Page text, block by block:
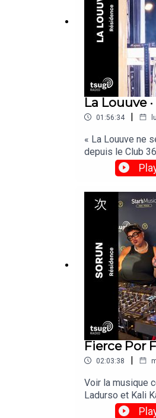
La Louuve
01:56:34 |
« La Louuve ne
depuis le Club
Fierce Por
02:03:38 |
Voir la musique
Ladurso et Kali
soutenir